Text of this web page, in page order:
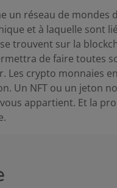
un réseau de mondes
et à laquelle sont
trouvent sur la
de faire toutes
Les crypto monnaies
Un NFT ou un jeton
appartient. Et la